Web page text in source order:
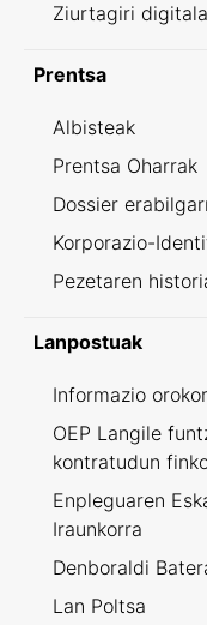
Ziurtagiri
Prentsa
Albisteak
Prentsa Oharrak
Dossier
Korporazio-
Pezetaren
Lanpostuak
Informazio
OEP Langile
kontratudun
Enpleguaren
Iraunkorra
Denboraldi
Lan Poltsa